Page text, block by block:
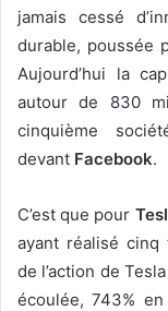
jamais cessé
durable, poussée
Aujourd’hui la
autour de 830
cinquième
devant Facebook.
C’est que pour
ayant réalisé cinq
de l’action de
écoulée, 743%